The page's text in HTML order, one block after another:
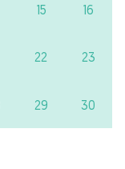
15 16
22 23
29 30